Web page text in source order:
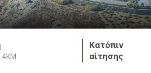
4KM
Κατόπιν
αίτησης